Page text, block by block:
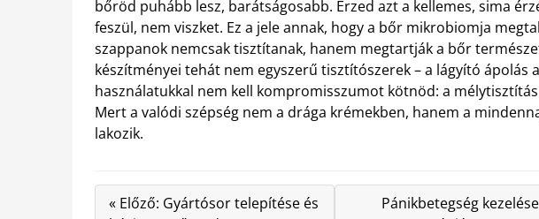
bőröd puhább lesz, barátságosabb. Érzed azt a kellemes, sima
feszül, nem viszket. Ez a jele annak, hogy a bőr mikrobiomja
szappanok nemcsak tisztítanak, hanem megtartják a bőr
készítményei tehát nem egyszerű tisztítószerek – a lágyító ápolás
használatukkal nem kell kompromisszumot kötnöd: a
Mert a valódi szépség nem a drága krémekben, hanem a
lakozik.
« Előző: Gyártósor telepítése és
Pánikbetegség